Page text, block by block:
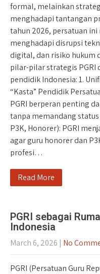
formal, melainkan
menghadapi tantangan
tahun 2026, persatuan
menghadapi disrupsi
digital, dan risiko hukum
pilar-pilar strategis PGRI
pendidik Indonesia: 1.
“Kasta” Pendidik
PGRI berperan penting
tanpa memandang status
P3K, Honorer): PGRI
agar guru honorer dan
profesi…
Read More
PGRI sebagai
Indonesia
March 6, 2026 | No
PGRI (Persatuan Guru